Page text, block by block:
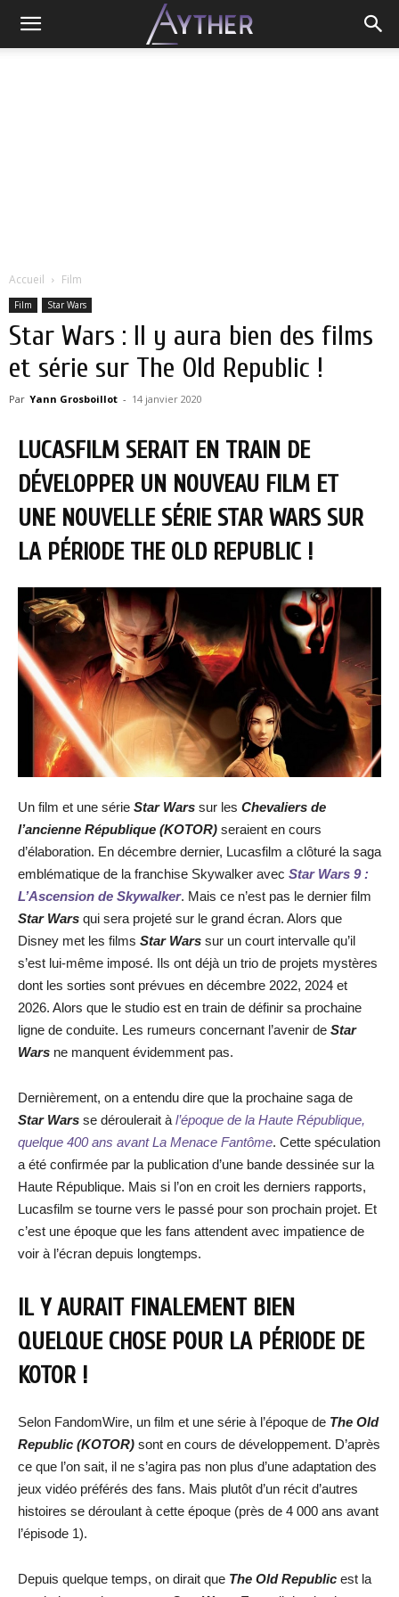
Accueil Film
Film Star Wars
Star Wars : Il y aura bien des films
et série sur The Old Republic !
Par Yann Grosboillot - 14 janvier 2020
LUCASFILM SERAIT EN TRAIN DE
DÉVELOPPER UN NOUVEAU FILM ET
UNE NOUVELLE SÉRIE STAR WARS SUR
LA PÉRIODE THE OLD REPUBLIC !
Un film et une série Star Wars sur les Chevaliers de
l’ancienne République (KOTOR) seraient en cours
d’élaboration. En décembre dernier, Lucasfilm a clôturé la saga
emblématique de la franchise Skywalker avec Star Wars 9 :
L’Ascension de Skywalker. Mais ce n’est pas le dernier film
Star Wars qui sera projeté sur le grand écran. Alors que
Disney met les films Star Wars sur un court intervalle qu’il
s’est lui-même imposé. Ils ont déjà un trio de projets mystères
dont les sorties sont prévues en décembre 2022, 2024 et
2026. Alors que le studio est en train de définir sa prochaine
ligne de conduite. Les rumeurs concernant l’avenir de Star
Wars ne manquent évidemment pas.
Dernièrement, on a entendu dire que la prochaine saga de
Star Wars se déroulerait à l’époque de la Haute République,
quelque 400 ans avant La Menace Fantôme. Cette spéculation
a été confirmée par la publication d’une bande dessinée sur la
Haute République. Mais si l’on en croit les derniers rapports,
Lucasfilm se tourne vers le passé pour son prochain projet. Et
c’est une époque que les fans attendent avec impatience de
voir à l’écran depuis longtemps.
IL Y AURAIT FINALEMENT BIEN
QUELQUE CHOSE POUR LA PÉRIODE DE
KOTOR !
Selon FandomWire, un film et une série à l’époque de The Old
Republic (KOTOR) sont en cours de développement. D’après
ce que l’on sait, il ne s’agira pas non plus d’une adaptation des
jeux vidéo préférés des fans. Mais plutôt d’un récit d’autres
histoires se déroulant à cette époque (près de 4 000 ans avant
l’épisode 1).
Depuis quelque temps, on dirait que The Old Republic est la